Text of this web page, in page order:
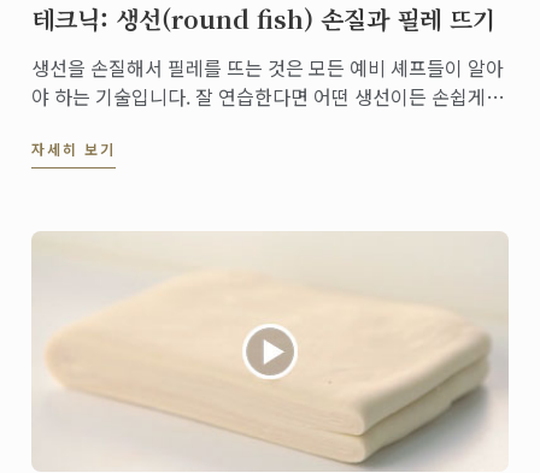
테크닉: 생선(round fish) 손질과 필레 뜨기
생선을 손질해서 필레를 뜨는 것은 모든 예비 셰프들이 알아
야 하는 기술입니다. 잘 연습한다면 어떤 생선이든 손쉽게
자세히 보기